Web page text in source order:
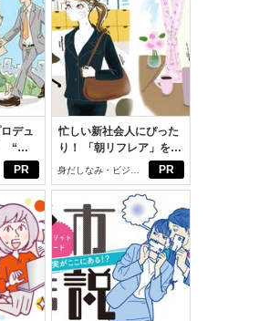
PR
デュ
“ジ
PR
忙しい新社会人にぴった
り！ 「朝リフレア」をは
じめよう。しっかりニオ
イケアして24時間快適。
身だしなみ・ビジネ
スアイテム